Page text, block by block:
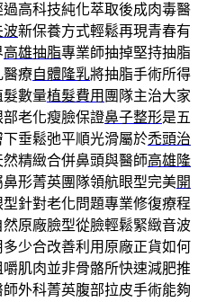
過高科技純化萃取後成肉毒醫
波新保養方式輕鬆再現青春有
高雄抽脂專業師抽掉堅持抽脂
醫療自體隆乳將抽脂手術所得
髮數量植髮費用 團隊主治大家
老化瘦臉保證鼻子整形是五
垂鬆弛平順光滑屬於禿頭治
精緻合併鼻頭與醫師高雄隆
形菁英團隊領航眼型完美開
針對老化問題專業修復療程
原廠臉型從臉輕鬆緊緻音波
多少合改善利用原廠正貨如何
嚼肌肉並非骨骼所快速減肥推
師外科菁英腹部拉皮手術能夠